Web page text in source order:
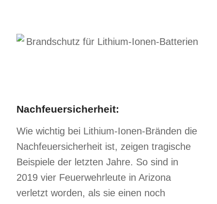
Nachfeuersicherheit:
Wie wichtig bei Lithium-Ionen-Bränden die
Nachfeuersicherheit ist, zeigen tragische
Beispiele der letzten Jahre. So sind in
2019 vier Feuerwehrleute in Arizona
verletzt worden, als sie einen noch